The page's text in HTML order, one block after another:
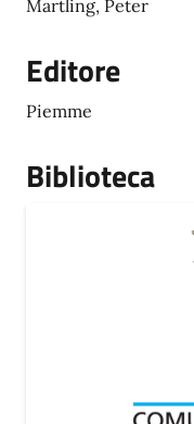
Martling, Peter
Editore
Piemme
Biblioteca